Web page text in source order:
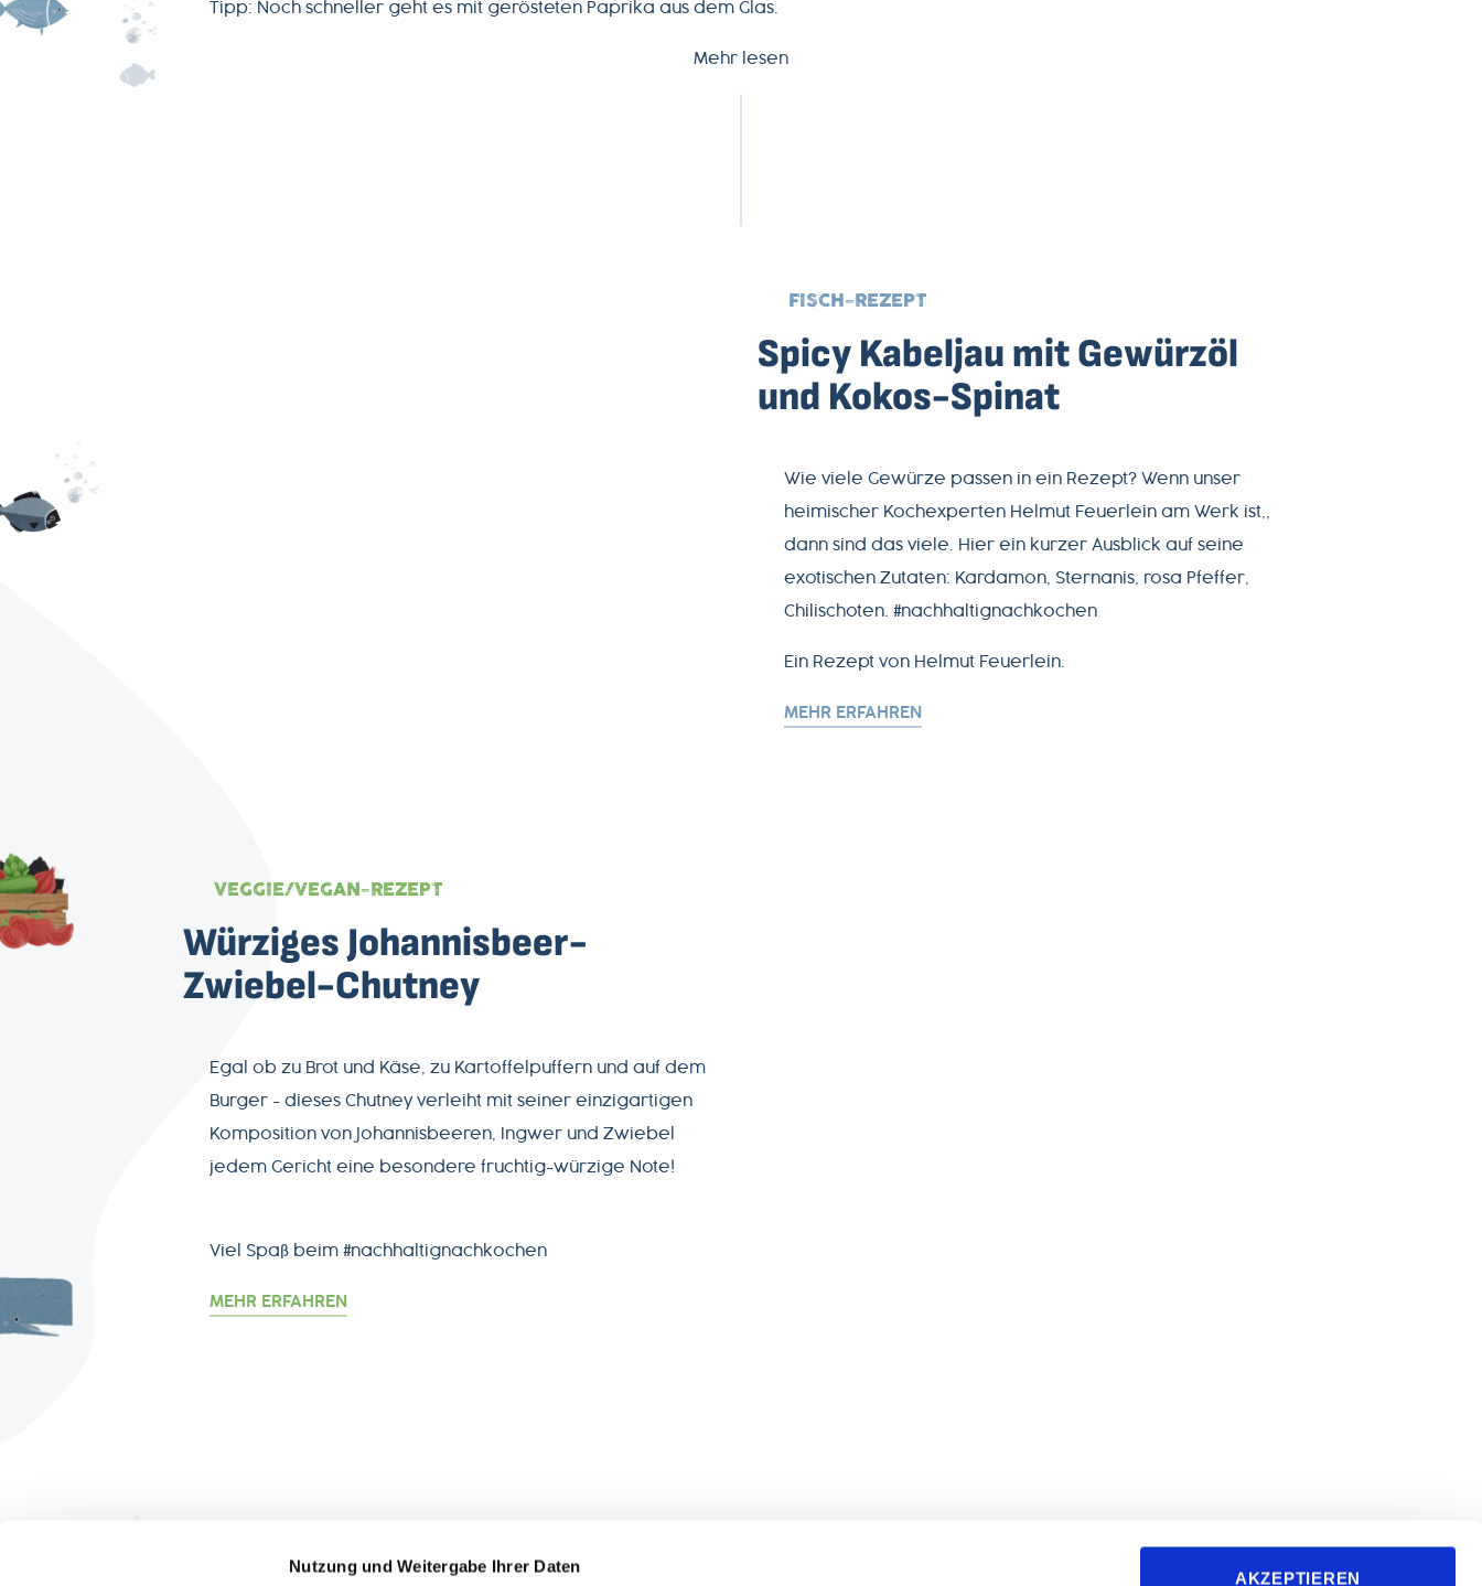
Nutzung und Weitergabe Ihrer Daten
AKZEPTIEREN
Tipp: Noch schneller geht es mit gerösteten Paprika aus dem Glas.
Mehr lesen
FISCH-REZEPT
Spicy Kabeljau mit Gewürzöl
und Kokos-Spinat
Wie viele Gewürze passen in ein Rezept? Wenn unser
heimischer Kochexperten Helmut Feuerlein am Werk ist,,
dann sind das viele. Hier ein kurzer Ausblick auf seine
exotischen Zutaten: Kardamon, Sternanis, rosa Pfeffer,
Chilischoten. #nachhaltignachkochen
Ein Rezept von Helmut Feuerlein.
MEHR ERFAHREN
VEGGIE/VEGAN-REZEPT
Würziges Johannisbeer-
Zwiebel-Chutney
Egal ob zu Brot und Käse, zu Kartoffelpuffern und auf dem
Burger - dieses Chutney verleiht mit seiner einzigartigen
Komposition von Johannisbeeren, Ingwer und Zwiebel
jedem Gericht eine besondere fruchtig-würzige Note!
Viel Spaß beim #nachhaltignachkochen
MEHR ERFAHREN
Wer wir sind
followfood GmbH